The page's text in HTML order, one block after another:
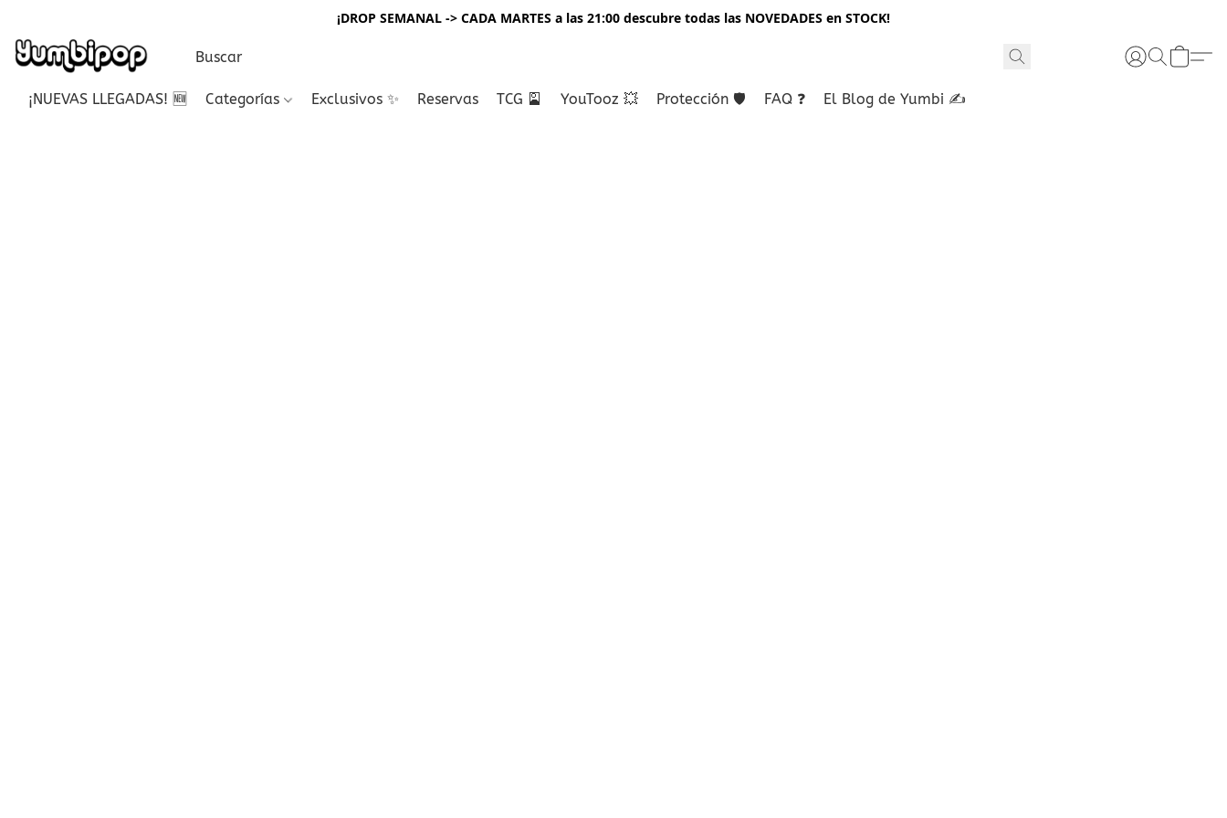
¡DROP SEMANAL -> CADA MARTES a las 21:00 descubre todas las NOVEDADES en STOCK!
¡NUEVAS LLEGADAS! 🆕 Categorías Exclusivos ✨ Reservas TCG 🎴 YouTooz 💥 Protección 🛡️ FAQ ❓ El Blog de Yumbi ✍️